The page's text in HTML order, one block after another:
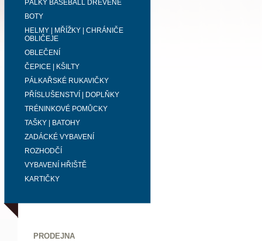
PÁLKY BASEBALL DŘEVĚNÉ
BOTY
HELMY | MŘÍŽKY | CHRÁNIČE
OBLIČEJE
OBLEČENÍ
ČEPICE | KŠILTY
PÁLKAŘSKÉ RUKAVIČKY
PŘÍSLUŠENSTVÍ | DOPLŇKY
TRÉNINKOVÉ POMŮCKY
TAŠKY | BATOHY
ZADÁCKÉ VYBAVENÍ
ROZHODČÍ
VYBAVENÍ HŘIŠTĚ
KARTIČKY
PRODEJNA